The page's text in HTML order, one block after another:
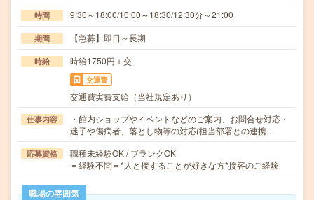
時間 9:30～18:00/10:00～18:30/12:30分～21:00
期間 【急募】即日～長期
時給 時給1750円＋交
交通費
交通費実費支給（当社規定あり）
仕事内容
・館内ショップやイベントなどのご案内、お問合せ対応・
迷子や傷病者、落とし物等の対応(担当部署との連携…
応募資格
職種未経験OK / ブランクOK
＝経験不問＝*人と接することが好きな方*接客のご経験
職場の雰囲気